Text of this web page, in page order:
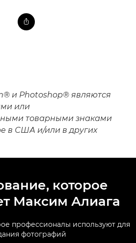
и Photoshop® являются
или
товарными знаками
в США и/или в других
которое
Максим Алиага
профессионалы используют для
фотографий